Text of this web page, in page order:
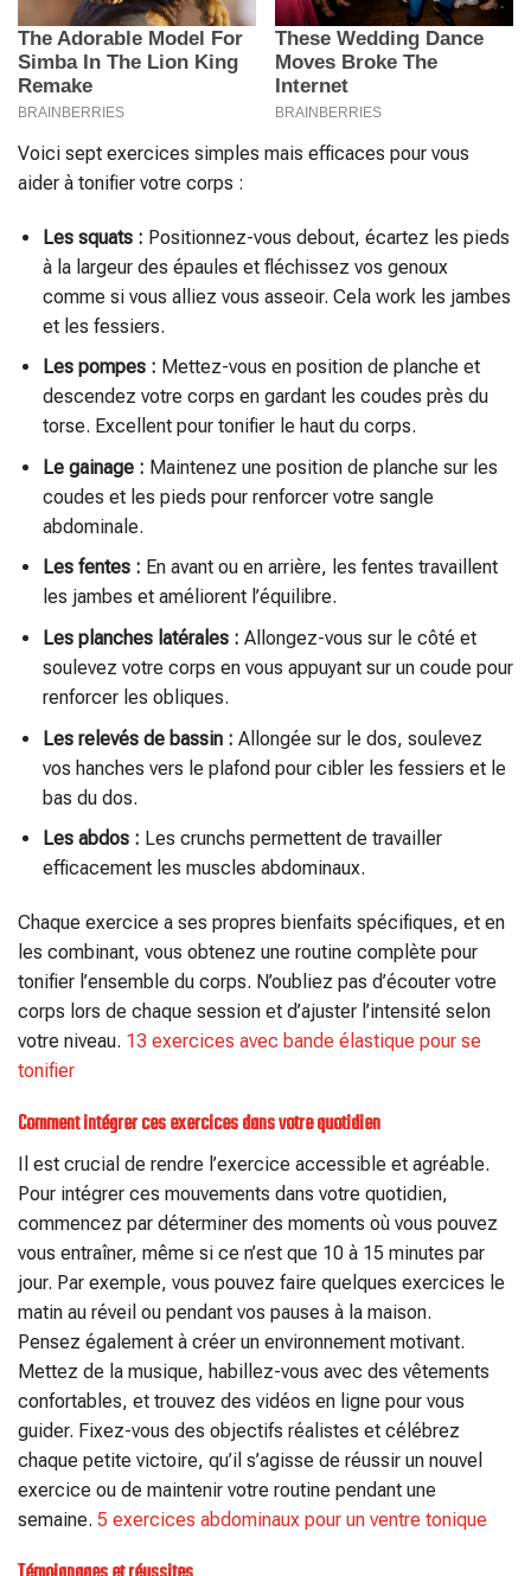
Voici sept exercices simples mais efficaces pour vous
aider à tonifier votre corps :
Les squats : Positionnez-vous debout, écartez les pieds
à la largeur des épaules et fléchissez vos genoux
comme si vous alliez vous asseoir. Cela work les jambes
et les fessiers.
Les pompes : Mettez-vous en position de planche et
descendez votre corps en gardant les coudes près du
torse. Excellent pour tonifier le haut du corps.
Le gainage : Maintenez une position de planche sur les
coudes et les pieds pour renforcer votre sangle
abdominale.
Les fentes : En avant ou en arrière, les fentes travaillent
les jambes et améliorent l’équilibre.
Les planches latérales : Allongez-vous sur le côté et
soulevez votre corps en vous appuyant sur un coude pour
renforcer les obliques.
Les relevés de bassin : Allongée sur le dos, soulevez
vos hanches vers le plafond pour cibler les fessiers et le
bas du dos.
Les abdos : Les crunchs permettent de travailler
efficacement les muscles abdominaux.
Chaque exercice a ses propres bienfaits spécifiques, et en
les combinant, vous obtenez une routine complète pour
tonifier l’ensemble du corps. N’oubliez pas d’écouter votre
corps lors de chaque session et d’ajuster l’intensité selon
votre niveau. 13 exercices avec bande élastique pour se
tonifier
Comment intégrer ces exercices dans votre quotidien
Il est crucial de rendre l’exercice accessible et agréable.
Pour intégrer ces mouvements dans votre quotidien,
commencez par déterminer des moments où vous pouvez
vous entraîner, même si ce n’est que 10 à 15 minutes par
jour. Par exemple, vous pouvez faire quelques exercices le
matin au réveil ou pendant vos pauses à la maison.
Pensez également à créer un environnement motivant.
Mettez de la musique, habillez-vous avec des vêtements
confortables, et trouvez des vidéos en ligne pour vous
guider. Fixez-vous des objectifs réalistes et célébrez
chaque petite victoire, qu’il s’agisse de réussir un nouvel
exercice ou de maintenir votre routine pendant une
semaine. 5 exercices abdominaux pour un ventre tonique